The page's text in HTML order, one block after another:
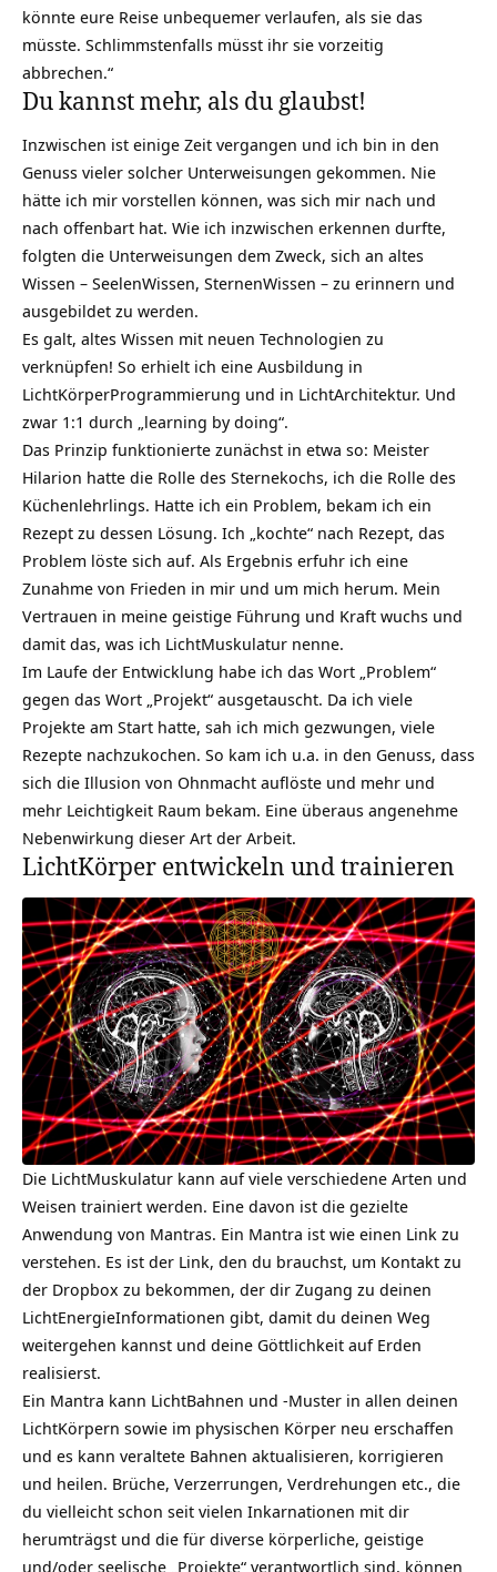
könnte eure Reise unbequemer verlaufen, als sie das
müsste. Schlimmstenfalls müsst ihr sie vorzeitig
abbrechen.“
Du kannst mehr, als du glaubst!
Inzwischen ist einige Zeit vergangen und ich bin in den
Genuss vieler solcher Unterweisungen gekommen. Nie
hätte ich mir vorstellen können, was sich mir nach und
nach offenbart hat. Wie ich inzwischen erkennen durfte,
folgten die Unterweisungen dem Zweck, sich an altes
Wissen – SeelenWissen, SternenWissen – zu erinnern und
ausgebildet zu werden.
Es galt, altes Wissen mit neuen Technologien zu
verknüpfen! So erhielt ich eine Ausbildung in
LichtKörperProgrammierung und in LichtArchitektur. Und
zwar 1:1 durch „learning by doing“.
Das Prinzip funktionierte zunächst in etwa so: Meister
Hilarion hatte die Rolle des Sternekochs, ich die Rolle des
Küchenlehrlings. Hatte ich ein Problem, bekam ich ein
Rezept zu dessen Lösung. Ich „kochte“ nach Rezept, das
Problem löste sich auf. Als Ergebnis erfuhr ich eine
Zunahme von Frieden in mir und um mich herum. Mein
Vertrauen in meine geistige Führung und Kraft wuchs und
damit das, was ich LichtMuskulatur nenne.
Im Laufe der Entwicklung habe ich das Wort „Problem“
gegen das Wort „Projekt“ ausgetauscht. Da ich viele
Projekte am Start hatte, sah ich mich gezwungen, viele
Rezepte nachzukochen. So kam ich u.a. in den Genuss, dass
sich die Illusion von Ohnmacht auflöste und mehr und
mehr Leichtigkeit Raum bekam. Eine überaus angenehme
Nebenwirkung dieser Art der Arbeit.
LichtKörper entwickeln und trainieren
Die LichtMuskulatur kann auf viele verschiedene Arten und
Weisen trainiert werden. Eine davon ist die gezielte
Anwendung von Mantras. Ein Mantra ist wie einen Link zu
verstehen. Es ist der Link, den du brauchst, um Kontakt zu
der Dropbox zu bekommen, der dir Zugang zu deinen
LichtEnergieInformationen gibt, damit du deinen Weg
weitergehen kannst und deine Göttlichkeit auf Erden
realisierst.
Ein Mantra kann LichtBahnen und -Muster in allen deinen
LichtKörpern sowie im physischen Körper neu erschaffen
und es kann veraltete Bahnen aktualisieren, korrigieren
und heilen. Brüche, Verzerrungen, Verdrehungen etc., die
du vielleicht schon seit vielen Inkarnationen mit dir
herumträgst und die für diverse körperliche, geistige
und/oder seelische „Projekte“ verantwortlich sind, können